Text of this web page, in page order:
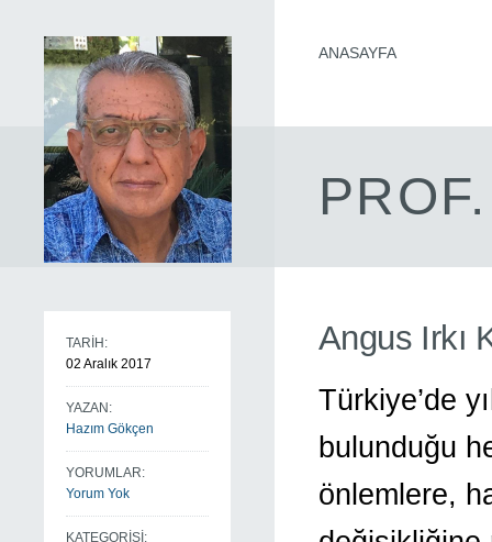
ANASAYFA
TARİH:
02 Aralık 2017
YAZAN:
Hazım Gökçen
YORUMLAR:
Yorum Yok
KATEGORİSİ:
Angus Irkı
Türkiye’de
bulunduğu
önlemlere,